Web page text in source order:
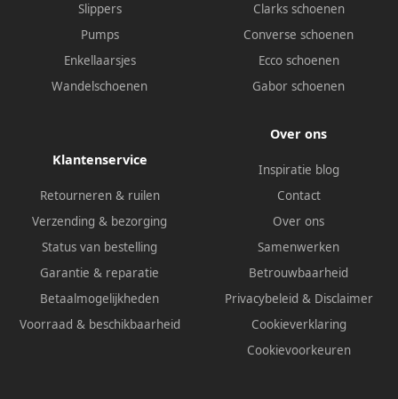
Slippers
Pumps
Enkellaarsjes
Wandelschoenen
Clarks schoenen
Converse schoenen
Ecco schoenen
Gabor schoenen
Klantenservice
Retourneren & ruilen
Verzending & bezorging
Status van bestelling
Garantie & reparatie
Betaalmogelijkheden
Voorraad & beschikbaarheid
Over ons
Inspiratie blog
Contact
Over ons
Samenwerken
Betrouwbaarheid
Privacybeleid & Disclaimer
Cookieverklaring
Cookievoorkeuren